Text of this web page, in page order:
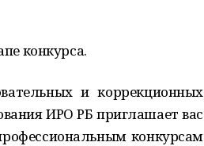
конкурса.
и коррекционных
ИРО РБ приглашает вас
конкурсам